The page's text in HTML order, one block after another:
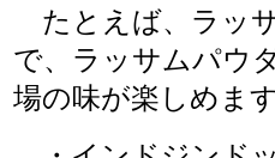
たとえば、ラッ
で、ラッサムパウ
場の味が楽しめます